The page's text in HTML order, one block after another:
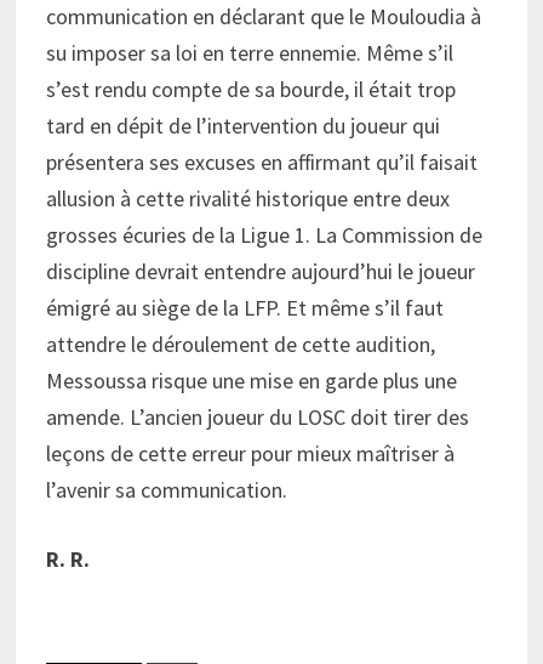
communication en déclarant que le Mouloudia à
su imposer sa loi en terre ennemie. Même s’il
s’est rendu compte de sa bourde, il était trop
tard en dépit de l’intervention du joueur qui
présentera ses excuses en affirmant qu’il faisait
allusion à cette rivalité historique entre deux
grosses écuries de la Ligue 1. La Commission de
discipline devrait entendre aujourd’hui le joueur
émigré au siège de la LFP. Et même s’il faut
attendre le déroulement de cette audition,
Messoussa risque une mise en garde plus une
amende. L’ancien joueur du LOSC doit tirer des
leçons de cette erreur pour mieux maîtriser à
l’avenir sa communication.
R. R.